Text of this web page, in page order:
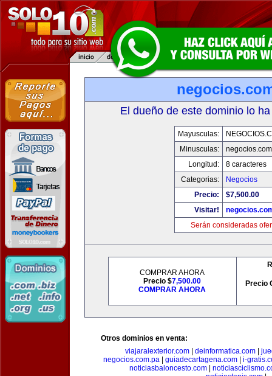
El dueño de este dominio lo
Mayusculas:
Minusculas:
Longitud:
8 caracteres
Categorias:
Negocios
Precio:
$7,500.00
Visitar!
Serán consideradas
COMPRAR AHORA
Precio $7,500.00
COMPRAR AHORA
Precio
Otros dominios en venta:
viajaralexterior.com| deinformatica.com|
negocios.com.pa| guiadecartagena.com| i-
noticiasbaloncesto.com